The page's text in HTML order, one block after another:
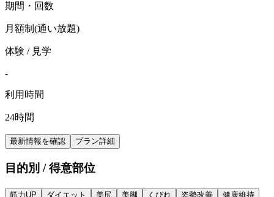
期間・回数
月額制(通い放題)
体験 / 見学
-
利用時間
24時間
最新情報を確認 プラン詳細
目的別 / 得意部位
筋力UP ダイエット 美尻 美脚 くびれ 姿勢改善
健康維持